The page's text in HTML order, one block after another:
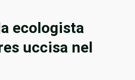
ecologista
uccisa nel